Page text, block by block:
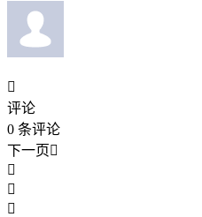

评论
0 条评论
下一页


